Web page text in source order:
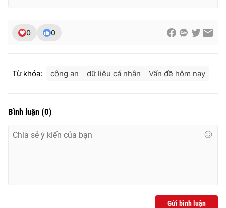
0 0
Từ khóa: công an dữ liệu cá nhân Vấn đề hôm nay
Bình luận (0)
Gửi bình luận